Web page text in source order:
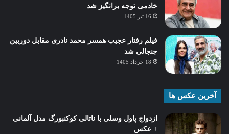
خادمی توجه برانگیز شد
16 تیر 1405
فیلم رفتار عجیب همسر محمد نادری مقابل دوربین
جنجالی شد
18 خرداد 1405
آخرین عکس ها
ازدواج پاول وسلی با ناتالی کوکنبورگ مدل آلمانی
+ عکس